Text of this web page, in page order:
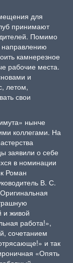
для
принимают
Помимо
направлению
камнерезное
рабочие места.
и
летом,
свои
нынче
коллегами. На
заявили о себе
в номинации
Роман
В. С.
и живой
работа!»,
сочетанием
и так
«Опять